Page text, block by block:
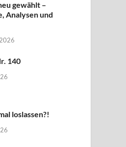
gewählt –
Analysen und
140
loslassen?!